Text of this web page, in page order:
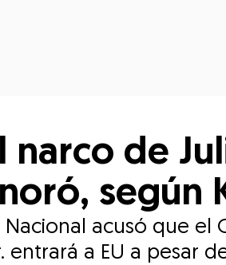
narco de
según
acusó que el
entrará a EU a pesar